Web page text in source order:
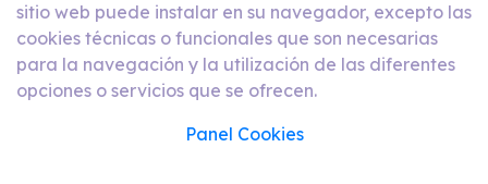
sitio web puede instalar en su navegador, excepto las
cookies técnicas o funcionales que son necesarias
para la navegación y la utilización de las diferentes
opciones o servicios que se ofrecen.
Panel Cookies